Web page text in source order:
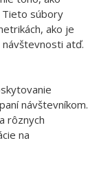
Tieto súbory
ako je
atď.
návštevníkom.
rôznych
na